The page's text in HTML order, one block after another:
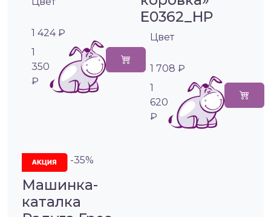
1 424 ₽
1
350
₽
E0362_HP
Цвет
1 708 ₽
1
620
₽
-35%
Машинка-
каталка